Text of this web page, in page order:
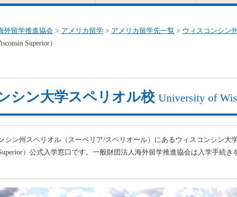
外留学推進協会 > アメリカ留学 > アメリカ留学先一覧 > ウィスコンシン州
Superior）
シン大学スペリオル校 University of
シン州スペリオル（スーペリア/スペリオール）にあるウィスコンシン大
Superior）公式入学窓口です。一般財団法人海外留学推進協会は入学手続